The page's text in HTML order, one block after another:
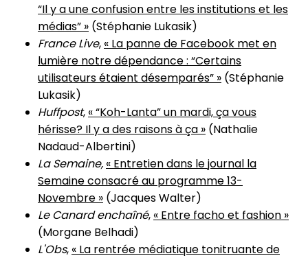
“Il y a une confusion entre les institutions et les
médias” » (Stéphanie Lukasik)
France Live, « La panne de Facebook met en
lumière notre dépendance : “Certains
utilisateurs étaient désemparés” » (Stéphanie
Lukasik)
Huffpost, «“Koh-Lanta” un mardi, ça vous
hérisse? Il y a des raisons à ça » (Nathalie
Nadaud-Albertini)
La Semaine, « Entretien dans le journal la
Semaine consacré au programme 13-
Novembre » (Jacques Walter)
Le Canard enchaîné, « Entre facho et fashion »
(Morgane Belhadi)
L'Obs, « La rentrée médiatique tonitruante de